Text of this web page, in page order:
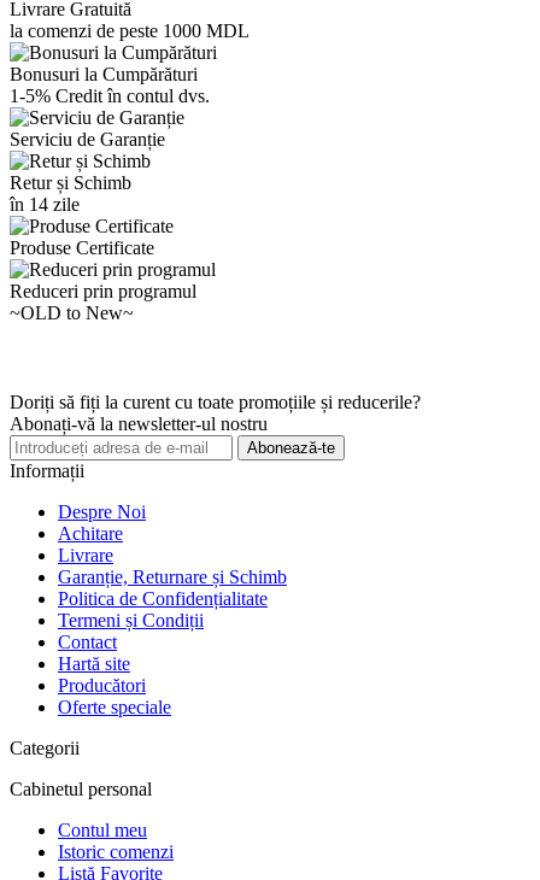
Livrare Gratuită
la comenzi de peste 1000 MDL
Bonusuri la Cumpărături
1-5% Credit în contul dvs.
Serviciu de Garanție
Retur și Schimb
în 14 zile
Produse Certificate
Reduceri prin programul
~OLD to New~
Doriți să fiți la curent cu toate promoțiile și reducerile?
Abonați-vă la newsletter-ul nostru
Abonează-te
Informații
Despre Noi
Achitare
Livrare
Garanție, Returnare și Schimb
Politica de Confidențialitate
Termeni și Condiții
Contact
Hartă site
Producători
Oferte speciale
Categorii
Cabinetul personal
Contul meu
Istoric comenzi
Listă Favorite